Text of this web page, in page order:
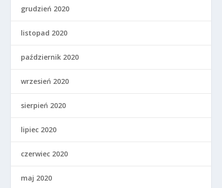
grudzień 2020
listopad 2020
październik 2020
wrzesień 2020
sierpień 2020
lipiec 2020
czerwiec 2020
maj 2020